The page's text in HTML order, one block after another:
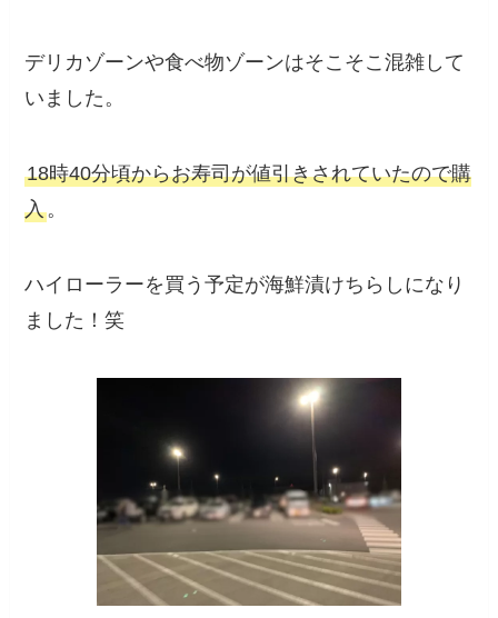
デリカゾーンや食べ物ゾーンはそこそこ混雑して
いました。
18時40分頃からお寿司が値引きされていたので購
入。
ハイローラーを買う予定が海鮮漬けちらしになり
ました！笑